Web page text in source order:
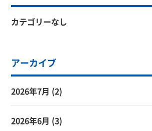
カテゴリーなし
アーカイブ
2026年7月 (2)
2026年6月 (3)